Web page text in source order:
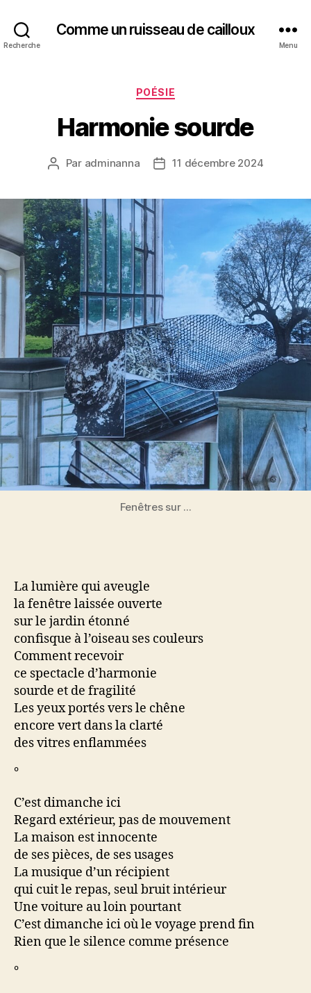
Recherche
Comme un ruisseau de cailloux
Menu
Catégories
POÉSIE
Harmonie sourde
Auteur
Par adminanna
Date11 décembre 2024
Fenêtres sur ...
La lumière qui aveugle
la fenêtre laissée ouverte
sur le jardin étonné
confisque à l’oiseau ses couleurs
Comment recevoir
ce spectacle d’harmonie
sourde et de fragilité
Les yeux portés vers le chêne
encore vert dans la clarté
des vitres enflammées
°
C’est dimanche ici
Regard extérieur, pas de mouvement
La maison est innocente
de ses pièces, de ses usages
La musique d’un récipient
qui cuit le repas, seul bruit intérieur
Une voiture au loin pourtant
C’est dimanche ici où le voyage prend fin
Rien que le silence comme présence
°